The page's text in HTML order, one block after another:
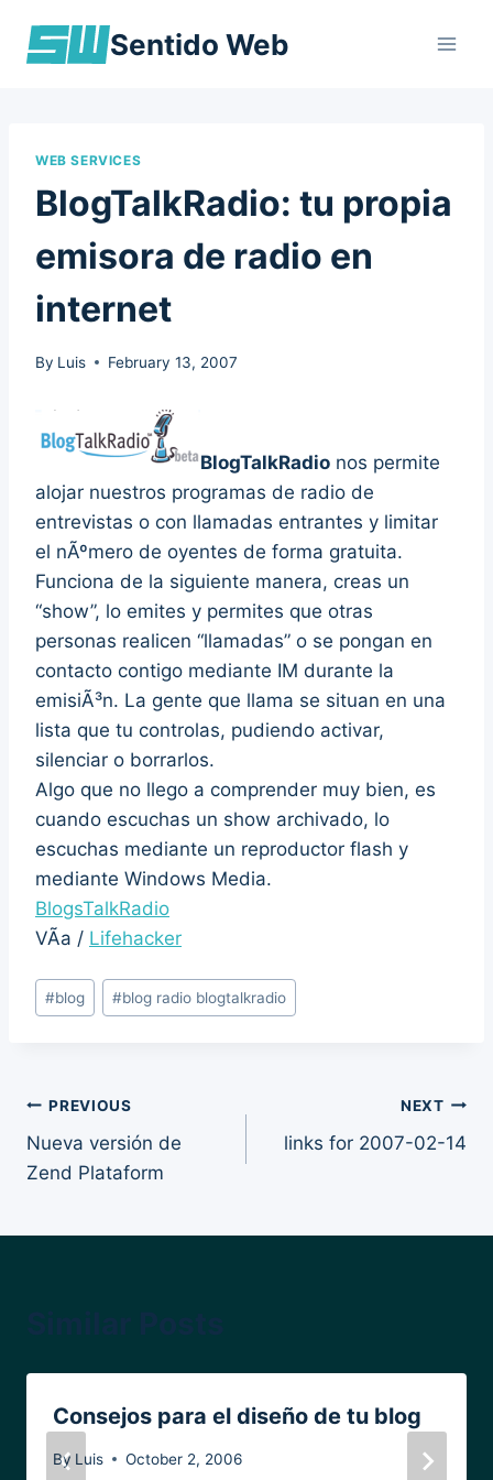
Sentido Web
WEB SERVICES
BlogTalkRadio: tu propia
emisora de radio en
internet
By Luis February 13, 2007
BlogTalkRadio nos permite
alojar nuestros programas de radio de
entrevistas o con llamadas entrantes y limitar
el nÃºmero de oyentes de forma gratuita.
Funciona de la siguiente manera, creas un
“show”, lo emites y permites que otras
personas realicen “llamadas” o se pongan en
contacto contigo mediante IM durante la
emisiÃ³n. La gente que llama se situan en una
lista que tu controlas, pudiendo activar,
silenciar o borrarlos.
Algo que no llego a comprender muy bien, es
cuando escuchas un show archivado, lo
escuchas mediante un reproductor flash y
mediante Windows Media.
BlogsTalkRadio
VÃ­a / Lifehacker
Post
Tags:
#blog #blog radio blogtalkradio
Post
navigation
PREVIOUS
Nueva versión de
Zend Plataform
NEXT
links for 2007-02-14
Consejos para el diseño de tu blog
By Luis October 2, 2006